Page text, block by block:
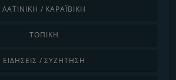
ΛΑΤΙΝΙΚΉ / ΚΑΡΑΪΒΙΚΉ
ΤΟΠΙΚΉ
ΕΙΔΉΣΕΙΣ / ΣΥΖΉΤΗΣΗ